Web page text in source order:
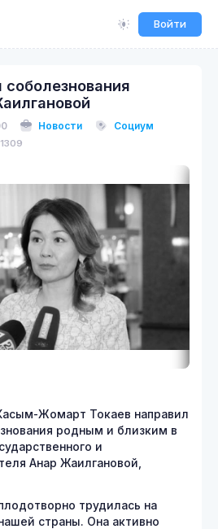
Войти
соболезнования
Новости
Социум
1309
Жомарт Токаев направил
родным и близким в
и
Анар Жаилгановой,
трудилась на
страны. Она активно